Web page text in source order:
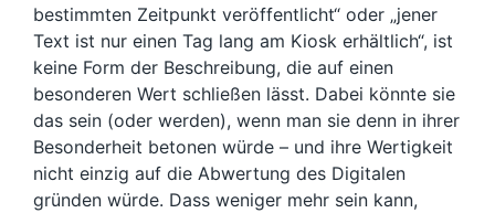
bestimmten Zeitpunkt veröffentlicht“ oder „jener
Text ist nur einen Tag lang am Kiosk erhältlich“, ist
keine Form der Beschreibung, die auf einen
besonderen Wert schließen lässt. Dabei könnte sie
das sein (oder werden), wenn man sie denn in ihrer
Besonderheit betonen würde – und ihre Wertigkeit
nicht einzig auf die Abwertung des Digitalen
gründen würde. Dass weniger mehr sein kann,